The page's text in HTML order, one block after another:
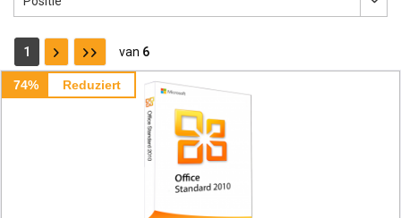
1 van 6
74% Reduziert